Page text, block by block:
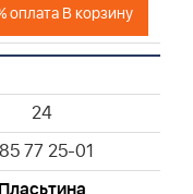
оплата В корзину
24
77 25-01